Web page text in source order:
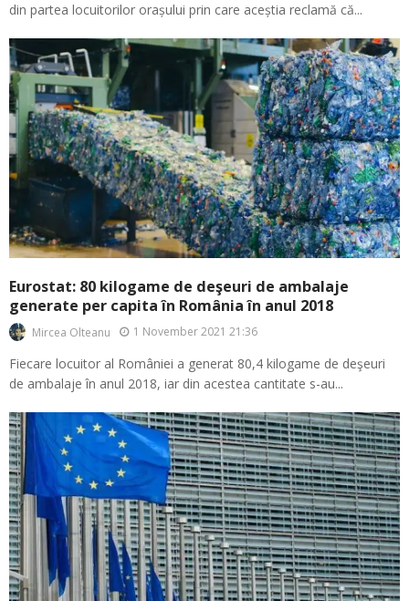
din partea locuitorilor orașului prin care aceștia reclamă că...
Eurostat: 80 kilogame de deşeuri de ambalaje
generate per capita în România în anul 2018
Mircea Olteanu 1 November 2021 21:36
Fiecare locuitor al României a generat 80,4 kilogame de deşeuri
de ambalaje în anul 2018, iar din acestea cantitate s-au...